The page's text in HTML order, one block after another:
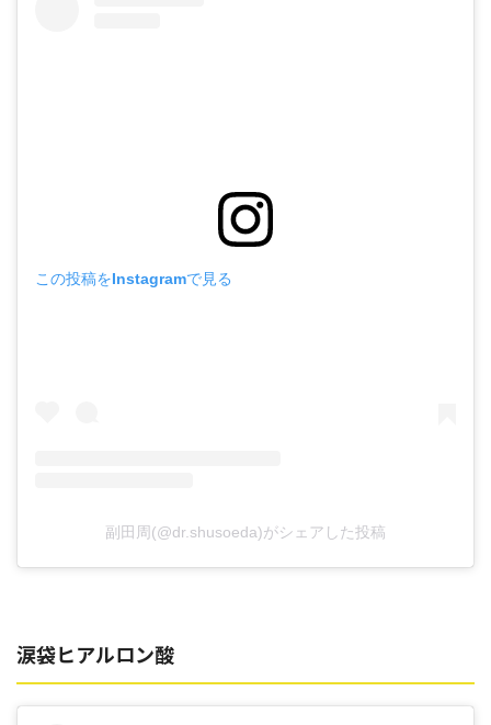
この投稿をInstagramで見る
副田周(@dr.shusoeda)がシェアした投稿
涙袋ヒアルロン酸